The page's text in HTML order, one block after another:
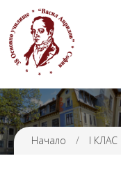
Начало / I КЛАС